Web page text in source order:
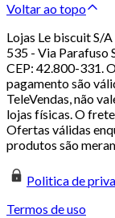
Voltar ao topo
Lojas Le biscuit S/
535 - Via Parafuso
CEP: 42.800-331.
pagamento são
TeleVendas, não
lojas físicas. O
Ofertas válidas
produtos são
Politica de
Termos de uso